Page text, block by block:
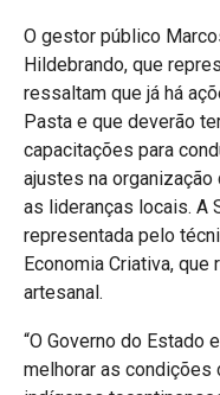
O gestor público
Hildebrando, que
ressaltam que já há
Pasta e que deverão
capacitações para
ajustes na
as lideranças locais. A
representada pelo
Economia Criativa,
artesanal.
“O Governo do Estado
melhorar as condições